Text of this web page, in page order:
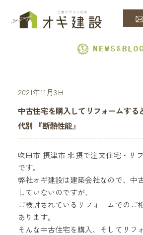
EVENT &
2021年11月3日
中古住宅を購入してリフォームす
代別 『断熱性能』
吹田市 摂津市 北摂で注文住宅・リ
です。
弊社オギ建設は建築会社なので、中
していないのですが、
ご検討されているリフォームでのご
あります。
そんな中古住宅を購入、そしてリフ